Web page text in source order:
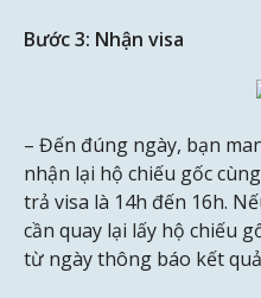
Bước 3: Nhận visa
– Đến đúng ngày, bạn
nhận lại hộ chiếu gốc
trả visa là 14h đến 16h.
cần quay lại lấy hộ chiếu
từ ngày thông báo kết